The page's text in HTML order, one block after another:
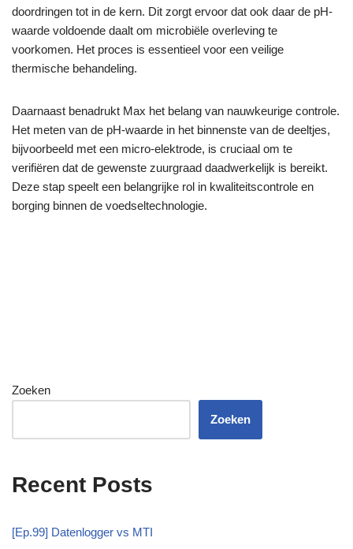
doordringen tot in de kern. Dit zorgt ervoor dat ook daar de pH-
waarde voldoende daalt om microbiële overleving te
voorkomen. Het proces is essentieel voor een veilige
thermische behandeling.
Daarnaast benadrukt Max het belang van nauwkeurige controle.
Het meten van de pH-waarde in het binnenste van de deeltjes,
bijvoorbeeld met een micro-elektrode, is cruciaal om te
verifiëren dat de gewenste zuurgraad daadwerkelijk is bereikt.
Deze stap speelt een belangrijke rol in kwaliteitscontrole en
borging binnen de voedseltechnologie.
Zoeken
Zoeken
Recent Posts
[Ep.99] Datenlogger vs MTI